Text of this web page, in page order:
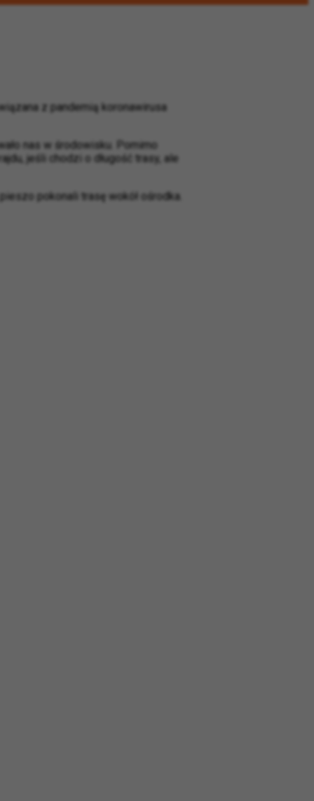
z pandemią koronawirusa
nas w środowisku. Pomimo
jeśli chodzi o długość trasy, ale
pokonali trasę wokół ośrodka.